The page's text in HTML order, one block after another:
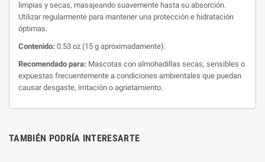
limpias y secas, masajeando suavemente hasta su absorción.
Utilizar regularmente para mantener una protección e hidratación
óptimas.
Contenido: 0.53 oz (15 g aproximadamente).
Recomendado para: Mascotas con almohadillas secas, sensibles o
expuestas frecuentemente a condiciones ambientales que puedan
causar desgaste, irritación o agrietamiento.
TAMBIÉN PODRÍA INTERESARTE